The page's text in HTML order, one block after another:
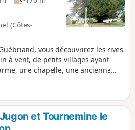
(Côtes-
vous découvrirez les rives
à vent, de petits villages ayant
une chapelle, une ancienne
au détour d'un bosquet.
et Tournemine le